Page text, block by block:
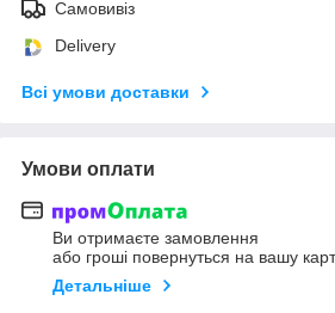
Самовивіз
Delivery
Всі умови доставки
Умови оплати
Ви отримаєте замовлення
або гроші повернуться на вашу
Детальніше